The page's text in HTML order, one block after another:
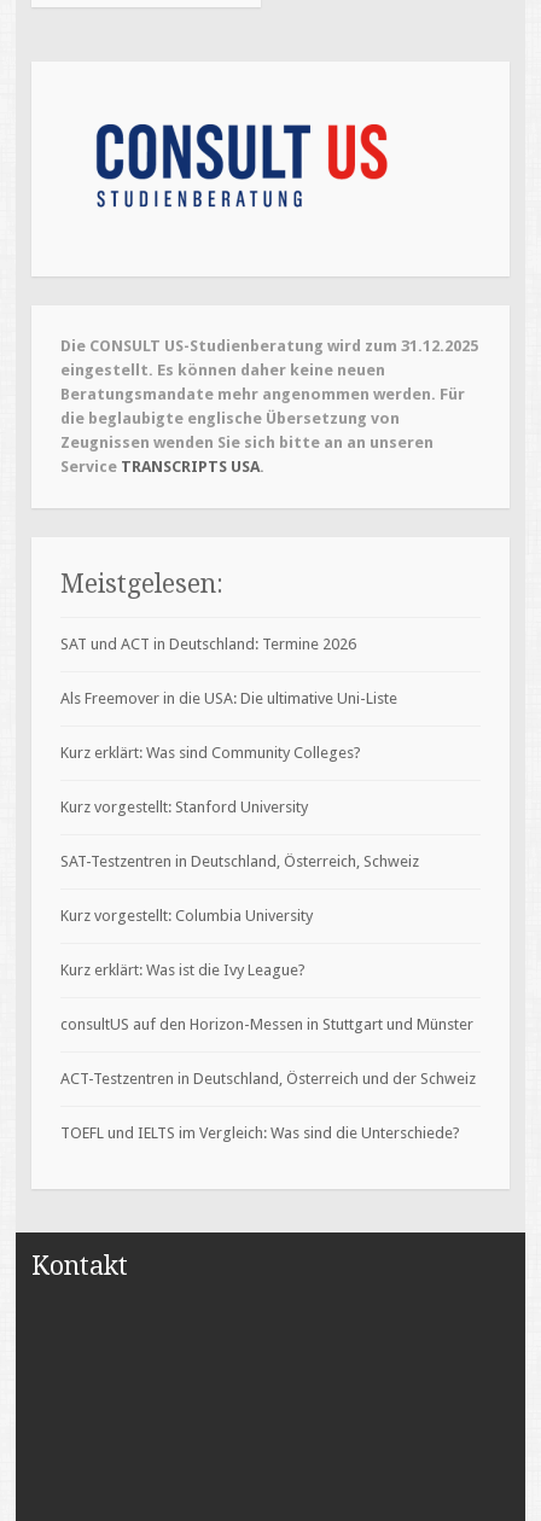
Die CONSULT US-Studienberatung wird zum 31.12.2025
eingestellt. Es können daher keine neuen
Beratungsmandate mehr angenommen werden. Für
die beglaubigte englische Übersetzung von
Zeugnissen wenden Sie sich bitte an an unseren
Service TRANSCRIPTS USA.
Meistgelesen:
SAT und ACT in Deutschland: Termine 2026
Als Freemover in die USA: Die ultimative Uni-Liste
Kurz erklärt: Was sind Community Colleges?
Kurz vorgestellt: Stanford University
SAT-Testzentren in Deutschland, Österreich, Schweiz
Kurz vorgestellt: Columbia University
Kurz erklärt: Was ist die Ivy League?
consultUS auf den Horizon-Messen in Stuttgart und Münster
ACT-Testzentren in Deutschland, Österreich und der Schweiz
TOEFL und IELTS im Vergleich: Was sind die Unterschiede?
Kontakt